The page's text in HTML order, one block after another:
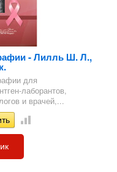
УЗИ
- Лилль Ш. Л.,
для
лаборантов,
и врачей,...